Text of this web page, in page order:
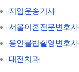
지입운송기사
서울이혼전문변호사
용인불법촬영변호사
대전치과